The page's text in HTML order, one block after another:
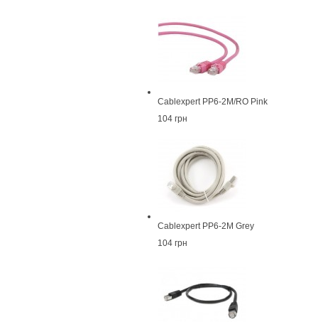
Cablexpert PP6-2M/RO Pink
104 грн
Cablexpert PP6-2M Grey
104 грн